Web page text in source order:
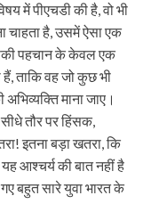
में पीएचडी की है, वो भी
चाहता है, उसमें ऐसा एक
पहचान के केवल एक
ताकि वह जो कुछ भी
माना जाए।
तौर पर हिंसक,
इतना बड़ा खतरा, कि
आश्चर्य की बात नहीं है
गए बहुत सारे युवा भारत के